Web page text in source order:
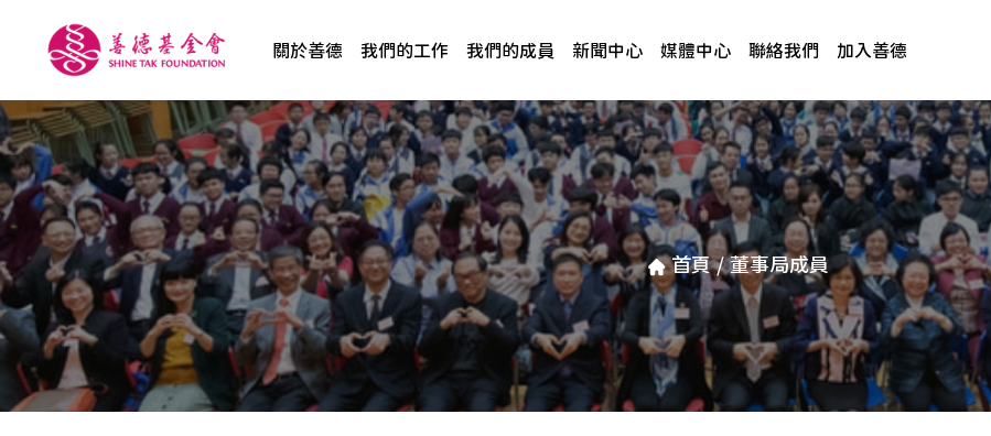
關於善德 我們的工作 我們的成員 新聞中心 媒體中心 聯絡我們 加入善德
首頁 / 董事局成員